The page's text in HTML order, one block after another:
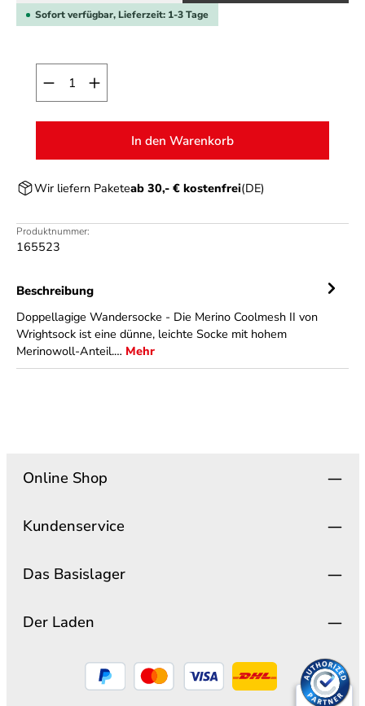
Sofort verfügbar, Lieferzeit: 1-3 Tage
Produkt Anzahl: Gib den gewünschten Wert
In den Warenkorb
Wir liefern Paketeab 30,- € kostenfrei(DE)
Produktnummer:
165523
Beschreibung
Doppellagige Wandersocke - Die Merino Coolmesh II von
Wrightsock ist eine dünne, leichte Socke mit hohem
Merinowoll-Anteil.… Mehr
Online Shop
Kundenservice
Das Basislager
Der Laden